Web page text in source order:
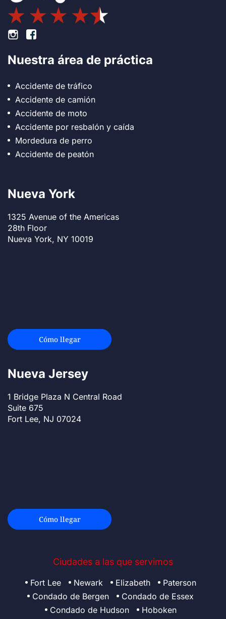
Pie de página Instagram
Pie de página Facebook
Nuestra área de práctica
Accidente de tráfico
Accidente de camión
Accidente de moto
Accidente por resbalón y caída
Mordedura de perro
Accidente de peatón
Nueva York
1325 Avenue of the Americas
28th Floor
Nueva York, NY 10019
Cómo llegar
Nueva Jersey
1 Bridge Plaza N Central Road
Suite 675
Fort Lee, NJ 07024
Cómo llegar
Ciudades a las que servimos
Fort Lee Newark Elizabeth
Paterson
Condado de Bergen
Condado de Essex
Condado de Hudson
Hoboken